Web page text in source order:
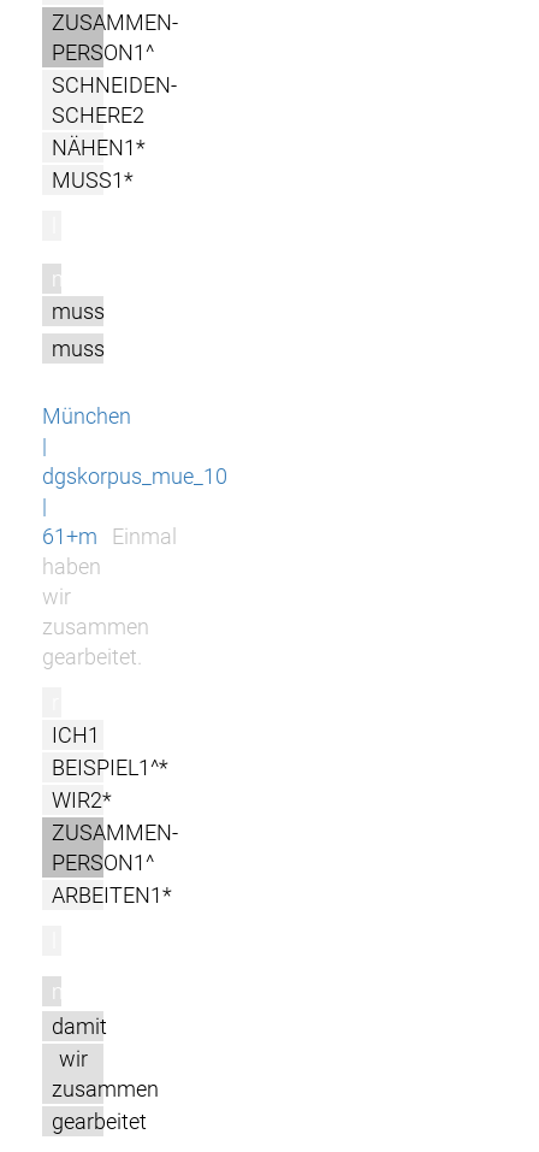
ZUSAMMEN-
PERSON1^
SCHNEIDEN-
SCHERE2
NÄHEN1*
MUSS1*
m
muss
muss
München
|
dgskorpus_mue_10
|
61+m
Einmal
haben
wir
zusammen
gearbeitet.
ICH1
BEISPIEL1^*
WIR2*
ZUSAMMEN-
PERSON1^
ARBEITEN1*
m
damit
wir
zusammen
gearbeitet